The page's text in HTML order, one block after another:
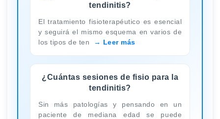
tendinitis?
El tratamiento fisioterapéutico es esencial
y seguirá el mismo esquema en varios de
los tipos de ten
Leer más
¿Cuántas sesiones de fisio para la
tendinitis?
Sin más patologías y pensando en un
paciente de mediana edad se puede